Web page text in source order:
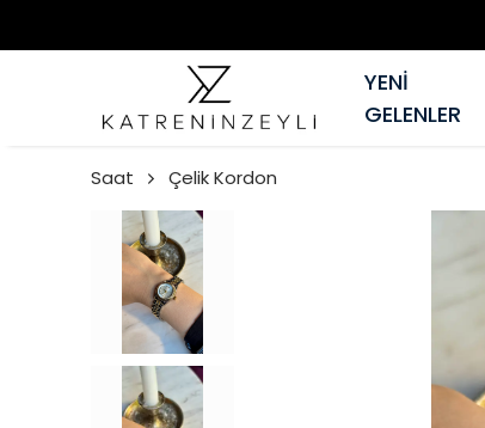
YENİ
GELENLER
Saat Çelik Kordon